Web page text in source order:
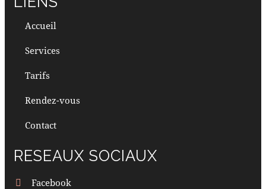
Accueil
Services
Tarifs
Rendez-vous
Contact
RESEAUX SOCIAUX
Facebook